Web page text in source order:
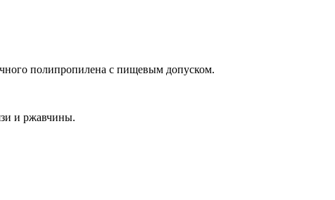
полипропилена с пищевым допуском.
и ржавчины.